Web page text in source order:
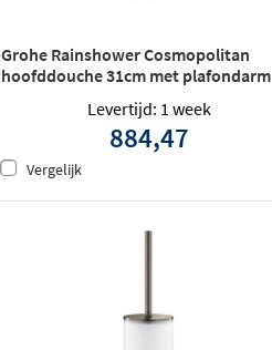
Grohe Rainshower Cosmopolitan
hoofddouche 31cm met plafondarm
14.2cm - Hard graphite geborsteld
Levertijd: 1 week
884,47
Vergelijk